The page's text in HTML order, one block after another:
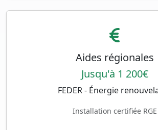
Aides régionales
Jusqu'à 1 200€
FEDER - Énergie
Installation certifiée RGE